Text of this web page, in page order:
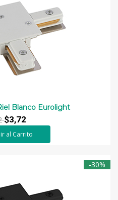
Blanco Eurolight
$3,72
al Carrito
-30%